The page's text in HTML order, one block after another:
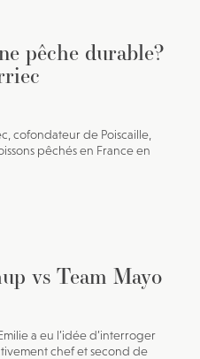
pêche durable?
cofondateur de Poiscaille,
pêchés en France en
vs Team Mayo
a eu l’idée d’interroger
chef et second de